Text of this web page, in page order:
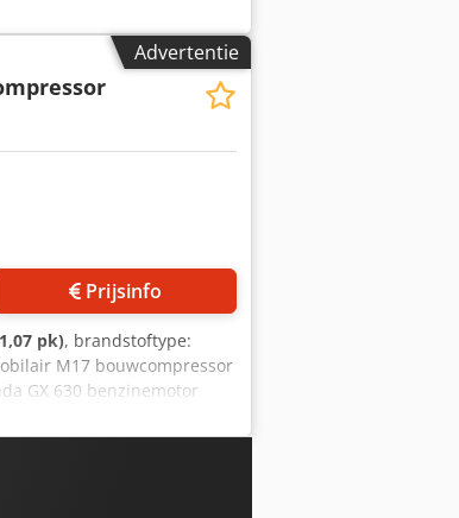
Advertentie
Prijsinfo
pk), brandstoftype:
M17 bouwcompressor
GX 630 benzinemotor
max. 15 bar
15,5 kW Tankinhoud: 20
met beugelgrepen
Startsyteem: Elektrische